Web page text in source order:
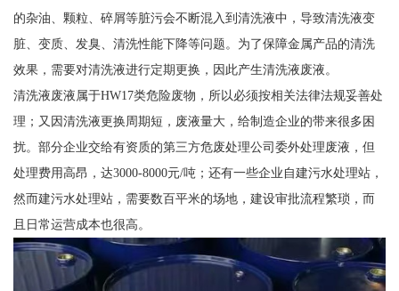
的杂油、颗粒、碎屑等脏污会不断混入到清洗液中，导致清洗液变
脏、变质、发臭、清洗性能下降等问题。为了保障金属产品的清洗
效果，需要对清洗液进行定期更换，因此产生清洗液废液。
清洗液废液属于HW17类危险废物，所以必须按相关法律法规妥善处
理；又因清洗液更换周期短，废液量大，给制造企业的带来很多困
扰。部分企业交给有资质的第三方危废处理公司委外处理废液，但
处理费用高昂，达3000-8000元/吨；还有一些企业自建污水处理站，
然而建污水处理站，需要数百平米的场地，建设审批流程繁琐，而
且日常运营成本也很高。